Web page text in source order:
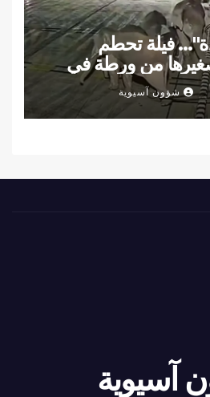
فيلة تحطم
من ورطة في
شؤون آسيوية
آسيوية